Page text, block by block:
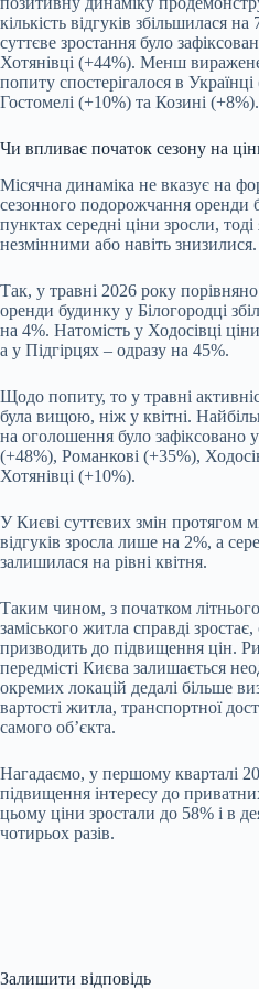
кількість відгуків збільшилася
суттєве зростання було
Хотянівці (+44%). Менш
попиту спостерігалося в
Гостомелі (+10%) та Козині (+8%).
Чи впливає початок сезону на
Місячна динаміка не вказує на
сезонного подорожчання оренди
пунктах середні ціни зросли,
незмінними або навіть знизилися.
Так, у травні 2026 року порівняно
оренди будинку у Білогородці
на 4%. Натомість у Ходосівці
а у Підгірцях – одразу на 45%.
Щодо попиту, то у травні
була вищою, ніж у квітні.
на оголошення було зафіксовано
(+48%), Романкові (+35%),
Хотянівці (+10%).
У Києві суттєвих змін протягом
відгуків зросла лише на 2%, а
залишилася на рівні квітня.
Таким чином, з початком
заміського житла справді
призводить до підвищення цін.
передмісті Києва залишається
окремих локацій дедалі більше
вартості житла, транспортної
самого об’єкта.
Нагадаємо, у першому кварталі
підвищення інтересу до
цьому ціни зростали до 58% і в
чотирьох разів.
Залишити відповідь